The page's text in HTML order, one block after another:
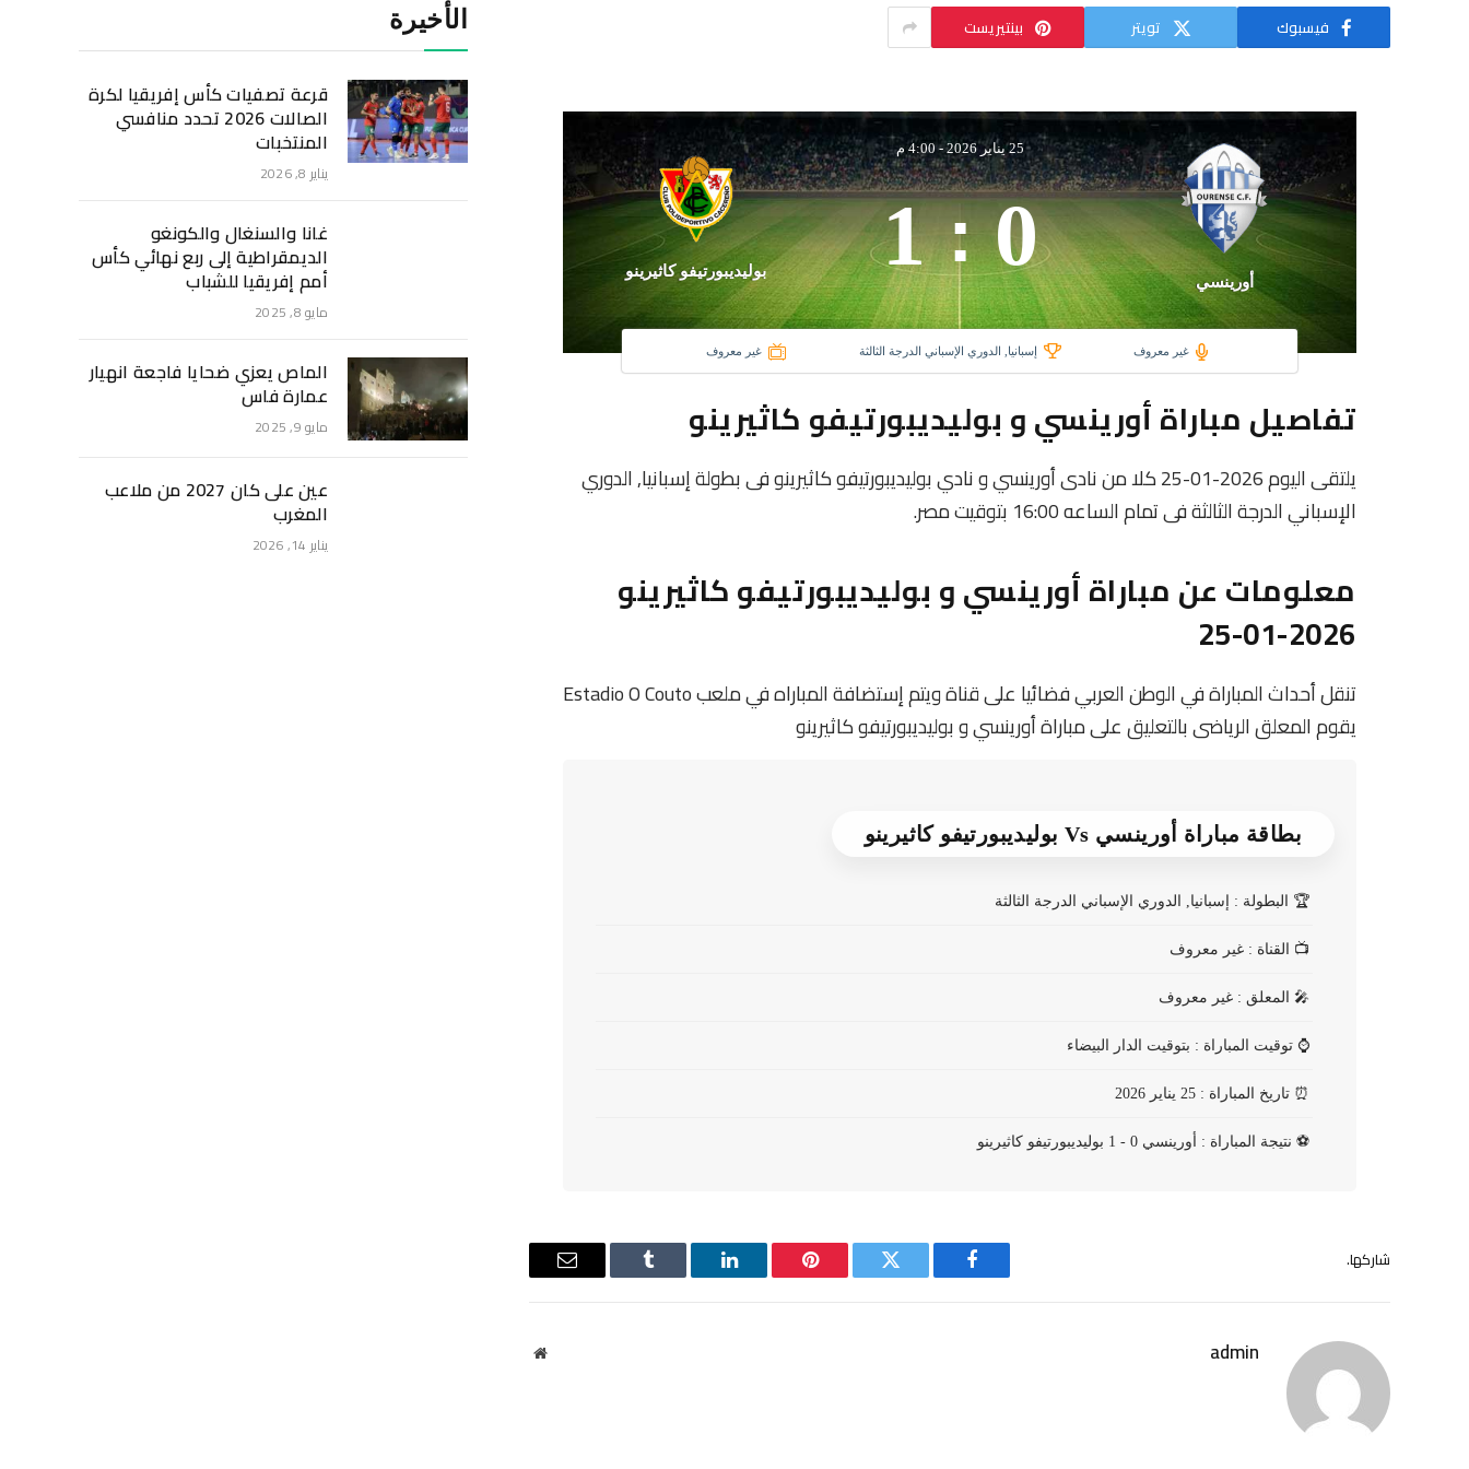
فيسبوك تويتر بينتيريست
أورينسي
25 يناير 2026 -4:00 م
0
:
1 بوليديبورتيفو كاثيرينو
غير معروف إسبانيا, الدوري الإسباني الدرجة الثالثة غير معروف
تفاصيل مباراة أورينسي و بوليديبورتيفو كاثيرينو
يلتقى اليوم 2026-01-25 كلا من نادى أورينسي و نادي بوليديبورتيفو كاثيرينو فى بطولة إسبانيا, الدوري
الإسباني الدرجة الثالثة فى تمام الساعه 16:00 بتوقيت مصر.
معلومات عن مباراة أورينسي و بوليديبورتيفو كاثيرينو
2026-01-25
تنقل أحداث المباراة في الوطن العربي فضائيا على قناة ويتم إستضافة المباراه في ملعب Estadio O Couto
يقوم المعلق الرياضى بالتعليق على مباراة أورينسي و بوليديبورتيفو كاثيرينو
بطاقة مباراة أورينسي Vs بوليديبورتيفو كاثيرينو
🏆 البطولة : إسبانيا, الدوري الإسباني الدرجة الثالثة
📺 القناة : غير معروف
🎤 المعلق : غير معروف
⌚ توقيت المباراة : بتوقيت الدار البيضاء
⏰ تاريخ المباراة : 25 يناير 2026
⚽ نتيجة المباراة : أورينسي 0 - 1 بوليديبورتيفو كاثيرينو
شاركها.
فيسبوك تويتر بينتيريستلينكدإن Tumblr
البريد
admin
موقع
الأخيرة
قرعة تصفيات كأس إفريقيا لكرة
الصالات 2026 تحدد منافسي
المنتخبات
يناير 8, 2026
غانا والسنغال والكونغو
الديمقراطية إلى ربع نهائي كأس
أمم إفريقيا للشباب
مايو 8, 2025
الماص يعزي ضحايا فاجعة انهيار
عمارة فاس
مايو 9, 2025
عين على كان 2027 من ملاعب
المغرب
يناير 14, 2026